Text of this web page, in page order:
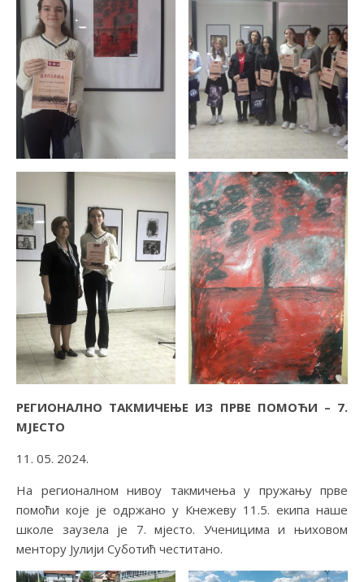
РЕГИОНАЛНО ТАКМИЧЕЊЕ ИЗ ПРВЕ ПОМОЋИ – 7.
МЈЕСТО
11. 05. 2024.
На регионалном нивоу такмичења у пружању прве
помоћи које је одржано у Кнежеву 11.5. екипа наше
школе заузела је 7. мјесто. Ученицима и њиховом
ментору Јулији Суботић честитано.